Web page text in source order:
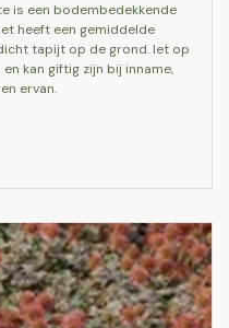
heeft een gemiddelde
tapijt op de grond. let op
kan giftig zijn bij inname,
ervan.